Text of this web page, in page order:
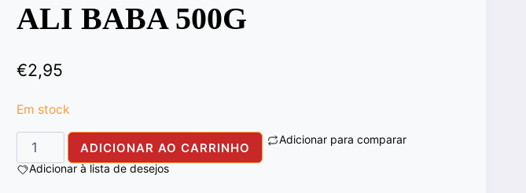
ALI BABA 500G
€2,95
Em stock
Quantidade
de
ADICIONAR AO CARRINHO
Adicionar para comparar
Adicionar à lista de desejos